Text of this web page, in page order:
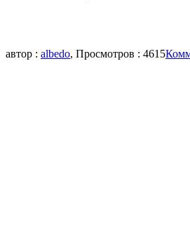
автор : albedo, Просмотров : 4615